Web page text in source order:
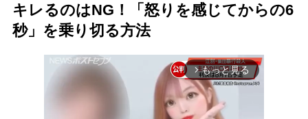
キレるのはNG！「怒りを感じてからの6
秒」を乗り切る方法
arrow_forward_ios もっと見る